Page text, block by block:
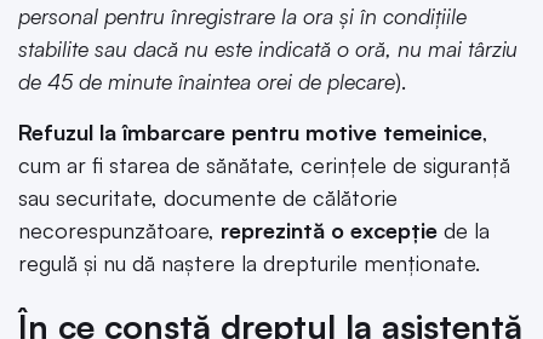
personal pentru înregistrare la ora şi în condiţiile
stabilite sau dacă nu este indicată o oră, nu mai târziu
de 45 de minute înaintea orei de plecare).
Refuzul la îmbarcare pentru motive temeinice,
cum ar fi starea de sănătate, cerinţele de siguranţă
sau securitate, documente de călătorie
necorespunzătoare, reprezintă o excepţie de la
regulă şi nu dă naştere la drepturile menţionate.
În ce constă dreptul la asistență